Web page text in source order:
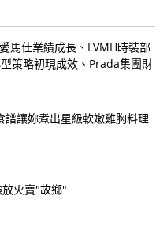
馬仕業績成長、LVMH時裝部
策略初現成效、Prada集團財
讓妳煮出星級軟嫩雞胸料理
火賣"故鄉"